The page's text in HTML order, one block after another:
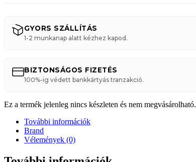
GYORS SZÁLLÍTÁS
1-2 munkanap alatt kézhez kapod.
BIZTONSÁGOS FIZETÉS
100%-ig védett bankkártyás tranzakció.
Ez a termék jelenleg nincs készleten és nem megvásárolható.
További információk
Brand
Vélemények (0)